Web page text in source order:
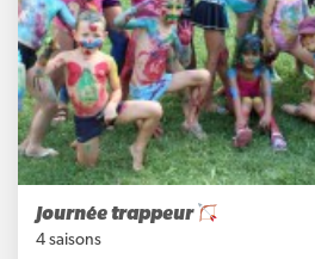
Journée trappeur
4 saisons